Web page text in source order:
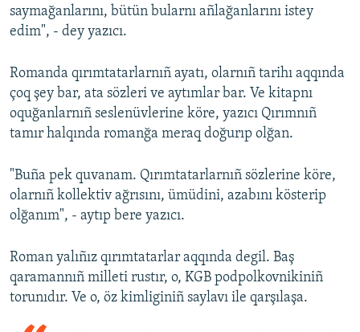
saymağanlarını, bütün bularnı añlağanlarını istey
edim", - dey yazıcı.
Romanda qırımtatarlarnıñ ayatı, olarnıñ tarihı aqqında
çoq şey bar, ata sözleri ve aytımlar bar. Ve kitapnı
oquğanlarnıñ seslenüvlerine köre, yazıcı Qırımnıñ
tamır halqında romanğa meraq doğurıp olğan.
"Buña pek quvanam. Qırımtatarlarnıñ sözlerine köre,
olarnıñ kollektiv ağrısını, ümüdini, azabını kösterip
olğanım", - aytıp bere yazıcı.
Roman yalıñız qırımtatarlar aqqında degil. Baş
qaramannıñ milleti rustır, o, KGB podpolkovnikiniñ
torunıdır. Ve o, öz kimliginiñ saylavı ile qarşılaşa.